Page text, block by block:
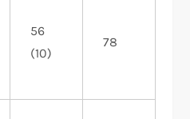
56
(10)
78